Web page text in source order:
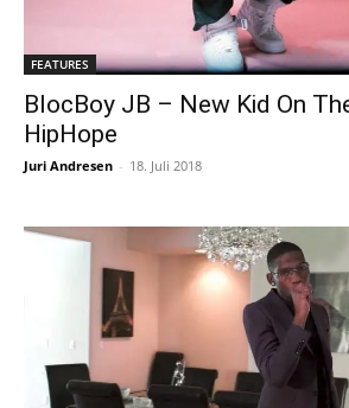
FEATURES
BlocBoy JB – New Kid On
HipHope
Juri Andresen - 18. Juli 2018